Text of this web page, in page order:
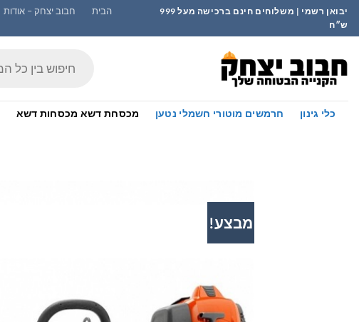
Skip
יבואן רשמי | משלוחים חינם ברכישה מעל 999
ש״ח
הבית חבוב יצחק – אודות
כלי גינון חרמשים מוטורי חשמלי נטען מכסחת דשא מכסחות דשא
מבצע!